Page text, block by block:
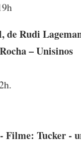
de Rudi
– Unisinos
Filme: Tucker -